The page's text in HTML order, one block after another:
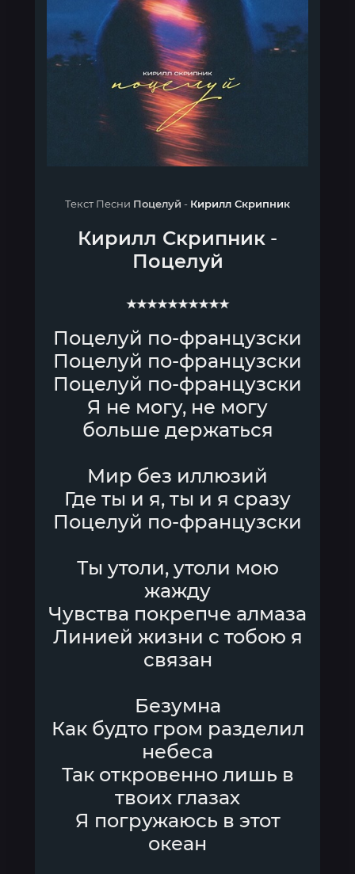
Текст Песни Поцелуй - Кирилл Скрипник
Кирилл Скрипник -
Поцелуй
★★★★★★★★★★
Поцелуй по-французски
Поцелуй по-французски
Поцелуй по-французски
Я не могу, не могу
больше держаться
Мир без иллюзий
Где ты и я, ты и я сразу
Поцелуй по-французски
Ты утоли, утоли мою
жажду
Чувства покрепче алмаза
Линией жизни с тобою я
связан
Безумна
Как будто гром разделил
небеса
Так откровенно лишь в
твоих глазах
Я погружаюсь в этот
океан